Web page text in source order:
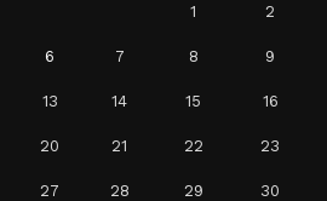
1 2
6 7 8 9
13 14 15 16
20 21 22 23
27 28 29 30